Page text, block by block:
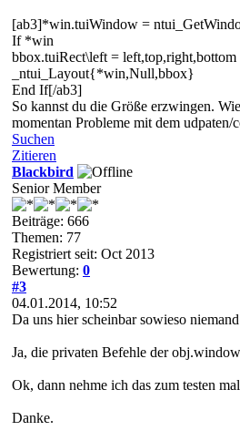
[ab3]*win.tuiWindow =
If *win
bbox.tuiRect\left = left,top,right,bottom
_ntui_Layout{*win,Null,bbox}
End If[/ab3]
So kannst du die Größe erzwingen.
momentan Probleme mit dem
Suchen
Zitieren
Blackbird
Senior Member
Beiträge: 666
Themen: 77
Registriert seit: Oct 2013
Bewertung: 0
#3
04.01.2014, 10:52
Da uns hier scheinbar sowieso
Ja, die privaten Befehle der
Ok, dann nehme ich das zum testen
Danke.